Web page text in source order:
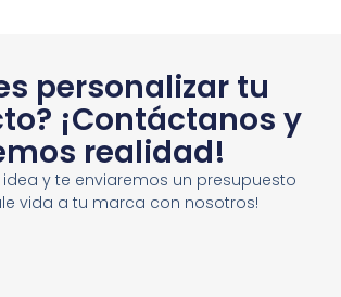
personalizar tu
¡Contáctanos y
realidad!
y te enviaremos un presupuesto
vida a tu marca con nosotros!